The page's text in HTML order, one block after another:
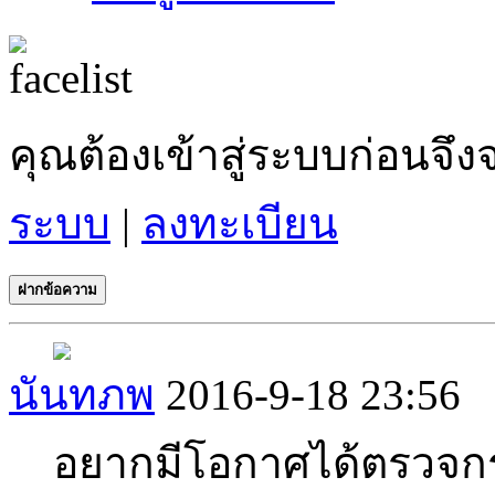
คุณต้องเข้าสู่ระบบก่อนจึ
ระบบ | ลงทะเบียน
ฝากข้อความ
นันทภพ 2016-9-18 23:56
อยากมีโอกาศได้ตรวจ